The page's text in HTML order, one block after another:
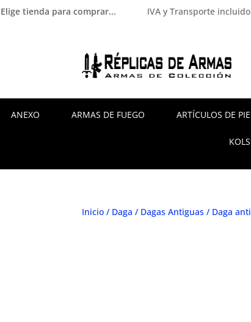
Elige tienda para comprar... IVA y Transporte incluido
ANEXO ARMAS DE FUEGO ARTÍCULOS DE
Inicio / Daga / Dagas Antiguas / Daga